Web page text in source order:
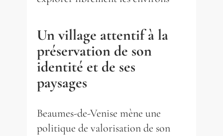
Un village attentif à la
préservation de son
identité et de ses
paysages
Beaumes-de-Venise mène une
politique de valorisation de son